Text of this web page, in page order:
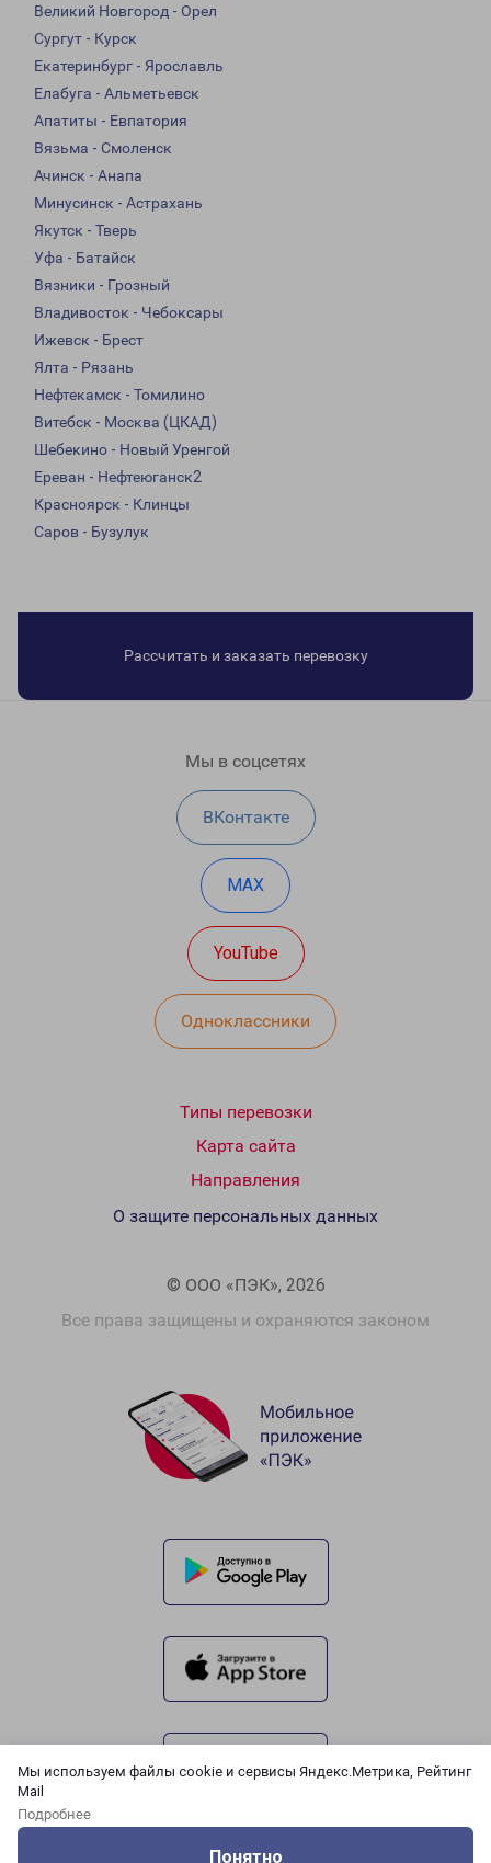
Мы используем файлы cookie и сервисы Яндекс.Метрика, Рейтинг
Mail
Подробнее
Понятно
Великий Новгород - Орел
Сургут - Курск
Екатеринбург - Ярославль
Елабуга - Альметьевск
Апатиты - Евпатория
Вязьма - Смоленск
Ачинск - Анапа
Минусинск - Астрахань
Якутск - Тверь
Уфа - Батайск
Вязники - Грозный
Владивосток - Чебоксары
Ижевск - Брест
Ялта - Рязань
Нефтекамск - Томилино
Витебск - Москва (ЦКАД)
Шебекино - Новый Уренгой
Ереван - Нефтеюганск2
Красноярск - Клинцы
Саров - Бузулук
Рассчитать и заказать перевозку
Мы в соцсетях
ВКонтакте
MAX
YouTube
Одноклассники
Типы перевозки
Карта сайта
Направления
© ООО «ПЭК», 2026
Все права защищены и охраняются законом
О защите персональных данных